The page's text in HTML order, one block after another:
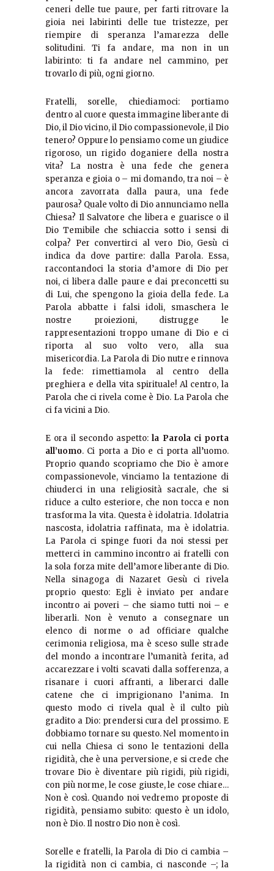
ceneri delle tue paure, per farti ritrovare la
gioia nei labirinti delle tue tristezze, per
riempire di speranza l’amarezza delle
solitudini. Ti fa andare, ma non in un
labirinto: ti fa andare nel cammino, per
trovarlo di più, ogni giorno.
Fratelli, sorelle, chiediamoci: portiamo
dentro al cuore questa immagine liberante di
Dio, il Dio vicino, il Dio compassionevole, il Dio
tenero? Oppure lo pensiamo come un giudice
rigoroso, un rigido doganiere della nostra
vita? La nostra è una fede che genera
speranza e gioia o – mi domando, tra noi – è
ancora zavorrata dalla paura, una fede
paurosa? Quale volto di Dio annunciamo nella
Chiesa? Il Salvatore che libera e guarisce o il
Dio Temibile che schiaccia sotto i sensi di
colpa? Per convertirci al vero Dio, Gesù ci
indica da dove partire: dalla Parola. Essa,
raccontandoci la storia d’amore di Dio per
noi, ci libera dalle paure e dai preconcetti su
di Lui, che spengono la gioia della fede. La
Parola abbatte i falsi idoli, smaschera le
nostre proiezioni, distrugge le
rappresentazioni troppo umane di Dio e ci
riporta al suo volto vero, alla sua
misericordia. La Parola di Dio nutre e rinnova
la fede: rimettiamola al centro della
preghiera e della vita spirituale! Al centro, la
Parola che ci rivela come è Dio. La Parola che
ci fa vicini a Dio.
E ora il secondo aspetto:la Parola ci porta
all’uomo. Ci porta a Dio e ci porta all’uomo.
Proprio quando scopriamo che Dio è amore
compassionevole, vinciamo la tentazione di
chiuderci in una religiosità sacrale, che si
riduce a culto esteriore, che non tocca e non
trasforma la vita. Questa è idolatria. Idolatria
nascosta, idolatria raffinata, ma è idolatria.
La Parola ci spinge fuori da noi stessi per
metterci in cammino incontro ai fratelli con
la sola forza mite dell’amore liberante di Dio.
Nella sinagoga di Nazaret Gesù ci rivela
proprio questo: Egli è inviato per andare
incontro ai poveri – che siamo tutti noi – e
liberarli. Non è venuto a consegnare un
elenco di norme o ad officiare qualche
cerimonia religiosa, ma è sceso sulle strade
del mondo a incontrare l’umanità ferita, ad
accarezzare i volti scavati dalla sofferenza, a
risanare i cuori affranti, a liberarci dalle
catene che ci imprigionano l’anima. In
questo modo ci rivela qual è il culto più
gradito a Dio: prendersi cura del prossimo. E
dobbiamo tornare su questo. Nel momento in
cui nella Chiesa ci sono le tentazioni della
rigidità, che è una perversione, e si crede che
trovare Dio è diventare più rigidi, più rigidi,
con più norme, le cose giuste, le cose chiare…
Non è così. Quando noi vedremo proposte di
rigidità, pensiamo subito: questo è un idolo,
non è Dio. Il nostro Dio non è così.
Sorelle e fratelli, la Parola di Dio ci cambia –
la rigidità non ci cambia, ci nasconde –; la